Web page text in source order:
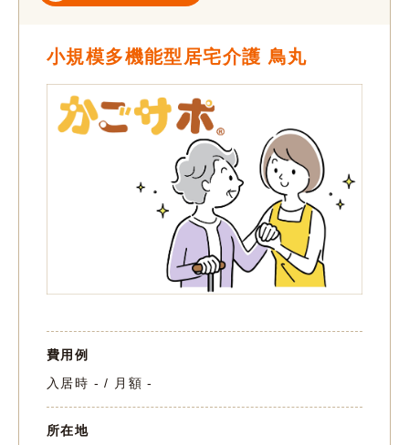
小規模多機能型居宅介護 鳥丸
費用例
入居時 - / 月額 -
所在地